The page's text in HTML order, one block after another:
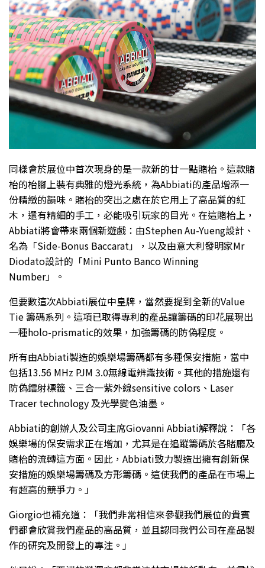
同樣會於展位中首次現身的是一款新的廿一點賭枱。這款賭
枱的枱腳上裝有典雅的燈光系統，為Abbiati的產品增添一
份精緻的韻味。賭枱的突出之處在於它用上了高品質的紅
木，還有精細的手工，必能吸引玩家的目光。在這賭枱上，
Abbiati將會帶來兩個新遊戲：由Stephen Au-Yueng設計、
名為「Side-Bonus Baccarat」，以及由意大利發明家Mr
Diodato設計的「Mini Punto Banco Winning
Number」。
但要數這次Abbiati展位中皇牌，當然要提到全新的Value
Tie 籌碼系列。這項已取得專利的產品讓籌碼的印花展現出
一種holo-prismatic的效果，加強籌碼的防偽程度。
所有由Abbiati製造的娛樂場籌碼都有多種保安措施，當中
包括13.56 MHz PJM 3.0無線電辨識技術。其他的措施還有
防偽鐳射標籤、三合一紫外線sensitive colors、Laser
Tracer technology 及光學變色油墨。
Abbiati的創辦人及公司主席Giovanni Abbiati解釋說：「各
娛樂場的保安需求正在增加，尤其是在追蹤籌碼於各賭廳及
賭枱的流轉這方面。因此，Abbiati致力製造出擁有創新保
安措施的娛樂場籌碼及方形籌碼。這使我們的產品在市場上
有超高的競爭力。」
Giorgio也補充道：「我們非常相信來參觀我們展位的貴賓
們都會欣賞我們產品的高品質，並且認同我們公司在產品製
作的研究及開發上的專注。」